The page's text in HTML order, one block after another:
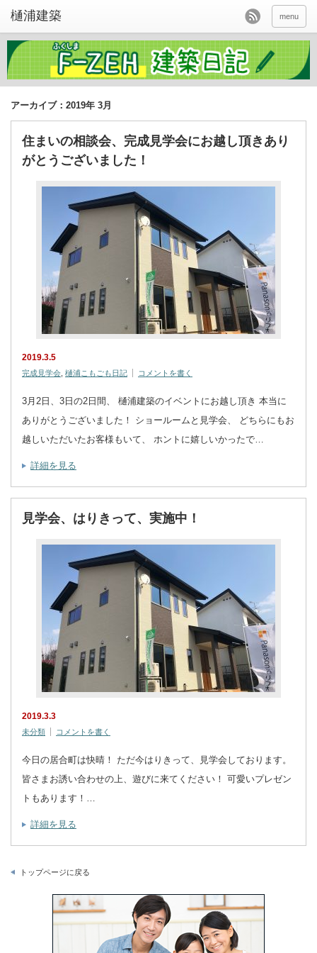
menu
アーカイブ：2019年 3月
住まいの相談会、完成見学会にお越し頂きあり
がとうございました！
2019.3.5
完成見学会 樋浦こもごも日記 コメントを書く
3月2日、3日の2日間、 樋浦建築のイベントにお越し頂き 本当に
ありがとうございました！ ショールームと見学会、 どちらにもお
越しいただいたお客様もいて、 ホントに嬉しいかったで…
詳細を見る
見学会、はりきって、実施中！
2019.3.3
未分類 コメントを書く
今日の居合町は快晴！ ただ今はりきって、見学会しております。
皆さまお誘い合わせの上、遊びに来てください！ 可愛いプレゼン
トもあります！…
詳細を見る
トップページに戻る